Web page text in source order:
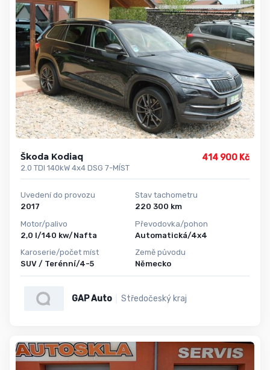
Škoda Kodiaq
2.0 TDI 140kW 4x4 DSG 7-MÍST
414 900 Kč
Uvedení do provozu
2017
Motor/palivo
2,0 l/140 kw/Nafta
Karoserie/počet míst
SUV / Terénní/4-5
Stav tachometru
220 300 km
Převodovka/pohon
Automatická/4x4
Země původu
Německo
GAP Auto Středočeský kraj